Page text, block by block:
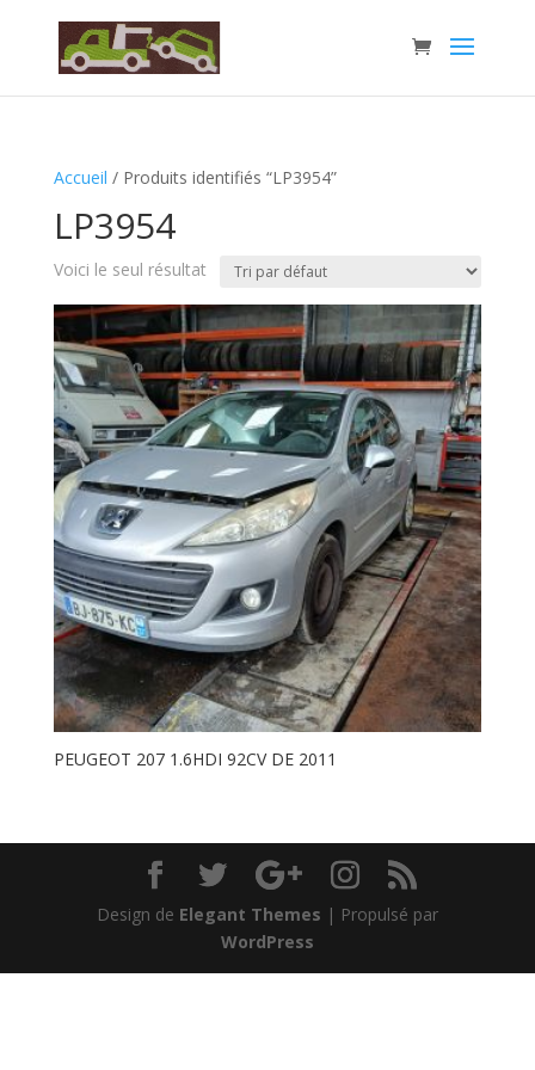
Accueil / Produits identifiés “LP3954”
LP3954
Voici le seul résultat
PEUGEOT 207 1.6HDI 92CV DE 2011
Design de Elegant Themes | Propulsé par
WordPress